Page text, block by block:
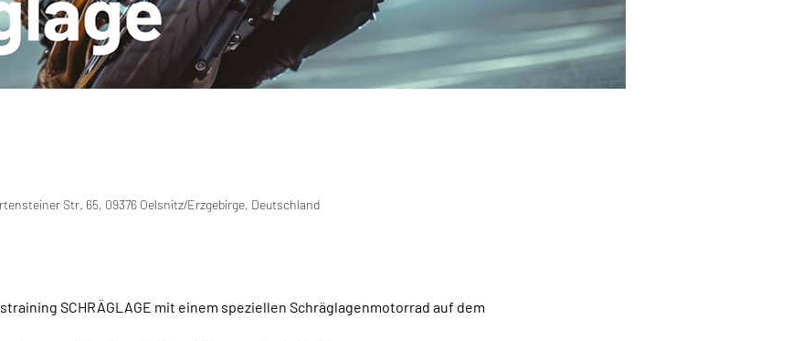
Str. 65, 09376 Oelsnitz/Erzgebirge, Deutschland
SCHRÄGLAGE mit einem speziellen Schräglagenmotorrad auf dem